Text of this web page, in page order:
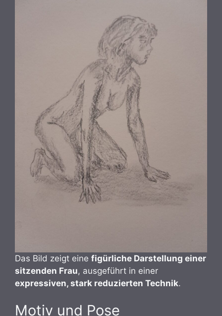
Das Bild zeigt eine figürliche Darstellung einer
sitzenden Frau, ausgeführt in einer
expressiven, stark reduzierten Technik.
Motiv und Pose